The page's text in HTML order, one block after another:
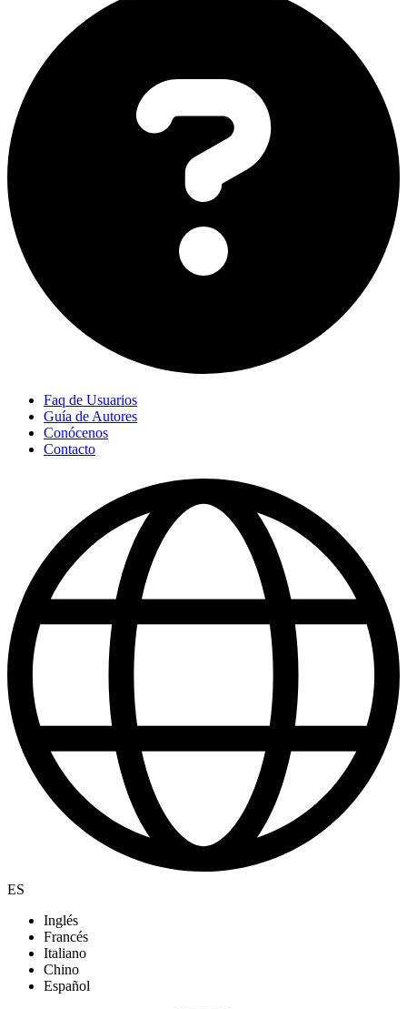
Faq de Usuarios
Guía de Autores
Conócenos
Contacto
ES
Inglés
Francés
Italiano
Chino
Español